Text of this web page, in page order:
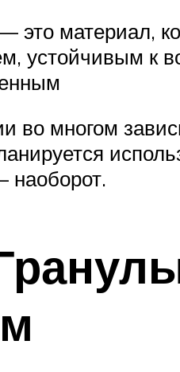
это материал,
устойчивым к
во многом
наоборот.